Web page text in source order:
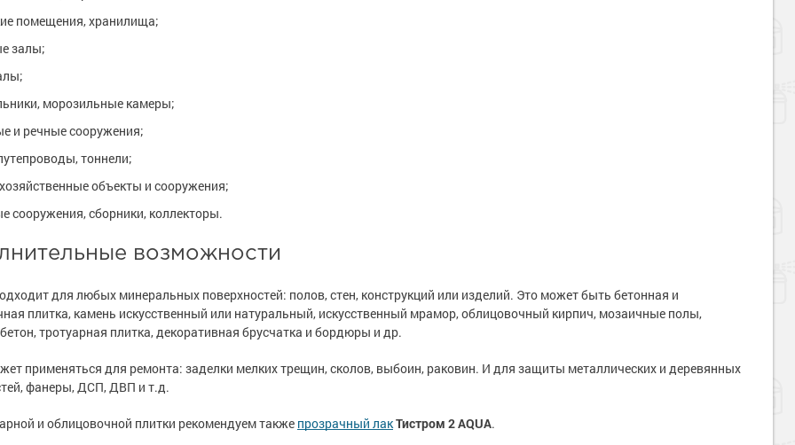
помещения, хранилища;
залы;
морозильные камеры;
и речные сооружения;
тоннели;
объекты и сооружения;
сооружения, сборники, коллекторы.
возможности
для любых минеральных поверхностей: полов, стен, конструкций или изделий. Это может быть бетонная и
плитка, камень искусственный или натуральный, искусственный мрамор, облицовочный кирпич, мозаичные полы,
тротуарная плитка, декоративная брусчатка и бордюры и др.
применяться для ремонта: заделки мелких трещин, сколов, выбоин, раковин. И для защиты металлических и деревянных
фанеры, ДСП, ДВП и т.д.
и облицовочной плитки рекомендуем также прозрачный лакТистром 2 AQUA.